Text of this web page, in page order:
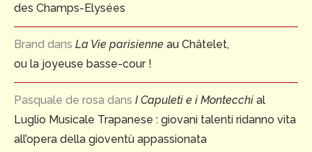
des Champs-Elysées
Brand dans La Vie parisienne au Châtelet,
ou la joyeuse basse-cour !
Pasquale de rosa dans I Capuleti e i Montecchi al
Luglio Musicale Trapanese : giovani talenti ridanno vita
all’opera della gioventù appassionata